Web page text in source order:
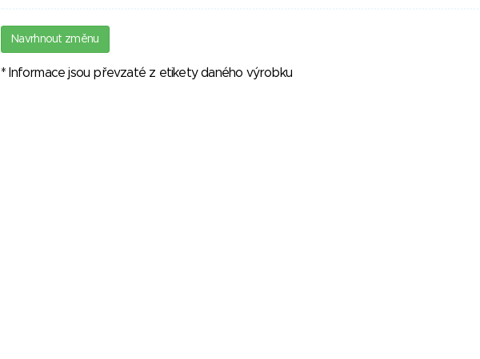
Navrhnout změnu
* Informace jsou převzaté z etikety daného výrobku